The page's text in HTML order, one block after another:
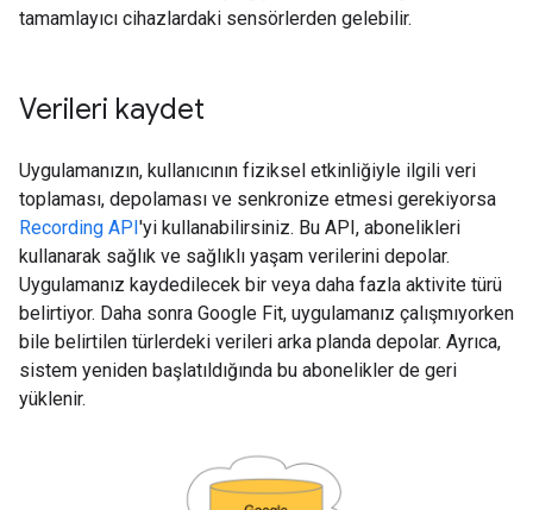
tamamlayıcı cihazlardaki sensörlerden gelebilir.
Verileri kaydet
Uygulamanızın, kullanıcının fiziksel etkinliğiyle ilgili veri
toplaması, depolaması ve senkronize etmesi gerekiyorsa
Recording API'yi kullanabilirsiniz. Bu API, abonelikleri
kullanarak sağlık ve sağlıklı yaşam verilerini depolar.
Uygulamanız kaydedilecek bir veya daha fazla aktivite türü
belirtiyor. Daha sonra Google Fit, uygulamanız çalışmıyorken
bile belirtilen türlerdeki verileri arka planda depolar. Ayrıca,
sistem yeniden başlatıldığında bu abonelikler de geri
yüklenir.